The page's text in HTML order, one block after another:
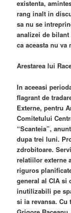
existenta,
rang inalt in
sa nu se
analizei de bilant
ca aceasta nu va
Arestarea lui
In aceeasi
flagrant de
Externe, pentru
Comitetului
“Scanteia”,
dupa trei luni.
zdrobitoare.
relatiilor externe
riguros
general al CIA si
inutilizabili pe
si ia revansa. Cu